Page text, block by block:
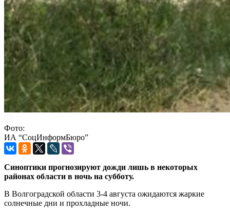
Фото:
ИА “СоцИнформБюро”
Синоптики прогнозируют дожди лишь в некоторых
районах области в ночь на субботу.
В Волгоградской области 3-4 августа ожидаются жаркие
солнечные дни и прохладные ночи.